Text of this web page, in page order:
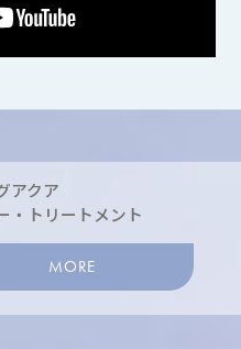
アクア
・トリートメント
MORE